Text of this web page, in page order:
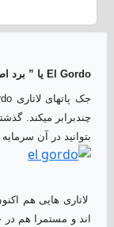
El Gordo یا ” برد اصلی”
چندبرابر میکند.
بتوانید در آن سرمایه
لاتاری هایی هم